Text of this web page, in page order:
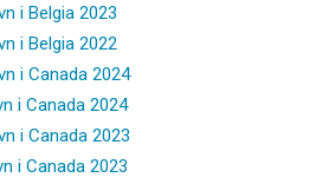
i Belgia 2023
i Belgia 2022
i Canada 2024
i Canada 2024
i Canada 2023
i Canada 2023